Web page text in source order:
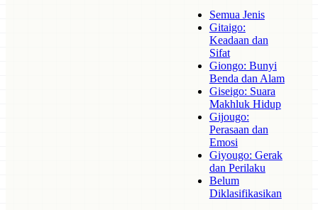
Semua Jenis
Gitaigo:
Keadaan dan
Sifat
Giongo: Bunyi
Benda dan Alam
Giseigo: Suara
Makhluk Hidup
Gijougo:
Perasaan dan
Emosi
Giyougo: Gerak
dan Perilaku
Belum
Diklasifikasikan